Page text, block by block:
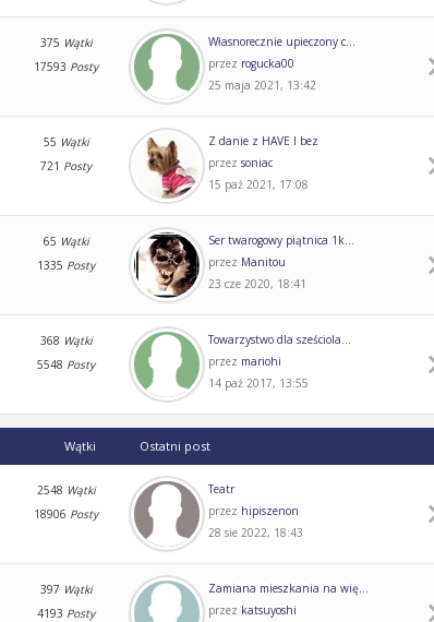
375 Wątki
17593 Posty
Własnorecznie upieczony c...
przez rogucka00
25 maja 2021, 13:42
55 Wątki
721 Posty
Z danie z HAVE I bez
przez soniac
15 paź 2021, 17:08
65 Wątki
1335 Posty
Ser twarogowy piątnica 1k...
przez Manitou
23 cze 2020, 18:41
368 Wątki
5548 Posty
Towarzystwo dla sześciola...
przez mariohi
14 paź 2017, 13:55
Wątki Ostatni post
2548 Wątki
18906 Posty
Teatr
przez hipiszenon
28 sie 2022, 18:43
397 Wątki
4193 Posty
Zamiana mieszkania na wię...
przez katsuyoshi